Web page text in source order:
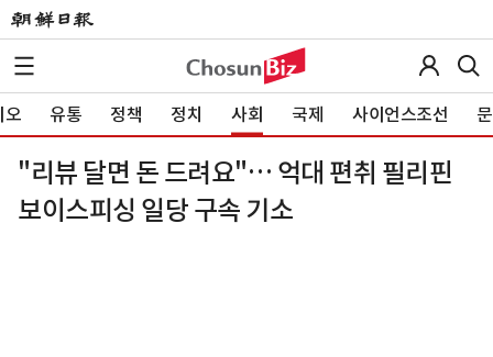
오 유통 정책 정치 사회 국제 사이언스조선
"리뷰 달면 돈 드려요"… 억대 편취 필리핀
보이스피싱 일당 구속 기소